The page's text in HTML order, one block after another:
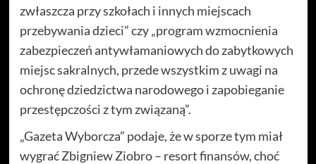
zwłaszcza przy szkołach i innych miejscach
przebywania dzieci” czy „program wzmocnienia
zabezpieczeń antywłamaniowych do zabytkowych
miejsc sakralnych, przede wszystkim z uwagi na
ochronę dziedzictwa narodowego i zapobieganie
przestępczości z tym związaną”.
„Gazeta Wyborcza” podaje, że w sporze tym miał
wygrać Zbigniew Ziobro – resort finansów, choć